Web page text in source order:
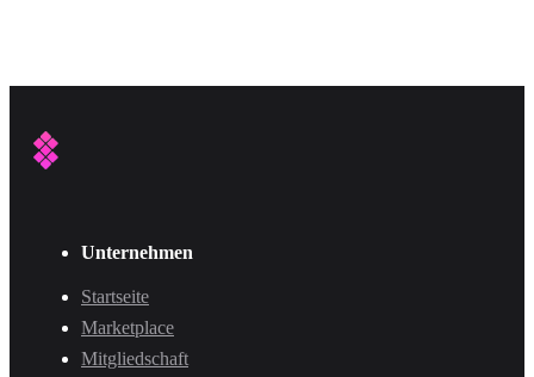
Unternehmen
Startseite
Marketplace
Mitgliedschaft